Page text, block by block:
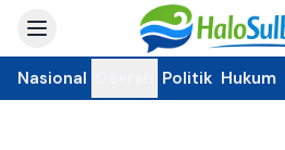
Nasional Politik Hukum